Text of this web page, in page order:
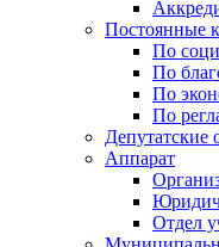
Постоянные
По
По
По
По
Депутатские
Аппарат
Отдел